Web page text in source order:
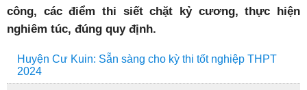
công, các điểm thi siết chặt kỷ cương, thực hiện
nghiêm túc, đúng quy định.
Huyện Cư Kuin: Sẵn sàng cho kỳ thi tốt nghiệp THPT
2024